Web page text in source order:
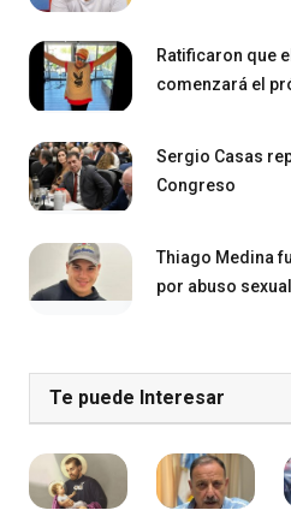
Ratificaron que
comenzará el
Sergio Casas
Congreso
Thiago Medina
por abuso sexual
Te puede Interesar